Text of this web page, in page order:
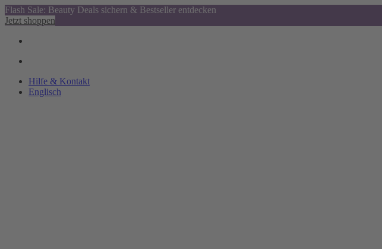
Flash Sale: Beauty Deals sichern & Bestseller entdecken
Jetzt shoppen
Hilfe & Kontakt
Englisch